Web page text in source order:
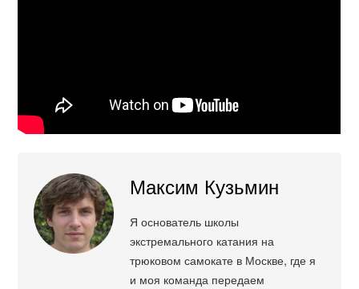
Максим Кузьмин
Я основатель школы
экстремального катания на
трюковом самокате в Москве, где я
и моя команда передаем